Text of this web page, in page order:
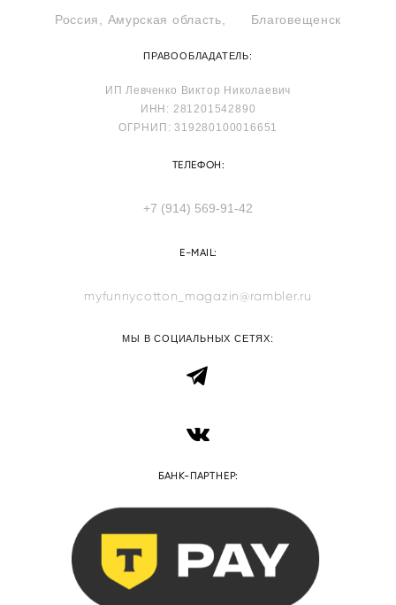
Россия, Амурская область, Благовещенск
ПРАВООБЛАДАТЕЛЬ:
ИП Левченко Виктор Николаевич
ИНН: 281201542890
ОГРНИП: 319280100016651
ТЕЛЕФОН:
+7 (914) 569-91-42
E-MAIL:
myfunnycotton_magazin@rambler.ru
МЫ В СОЦИАЛЬНЫХ СЕТЯХ:
БАНК-ПАРТНЕР: